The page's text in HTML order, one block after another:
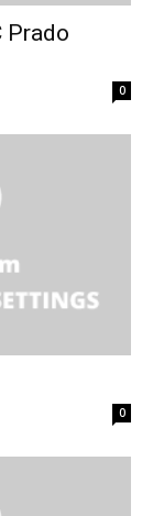
Prado
0
0